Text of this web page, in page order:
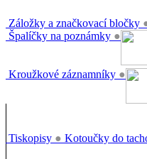
Záložky a značkovací bločky
Špalíčky na poznámky ●
Kroužkové záznamníky ●
Tiskopisy ● Kotoučky do